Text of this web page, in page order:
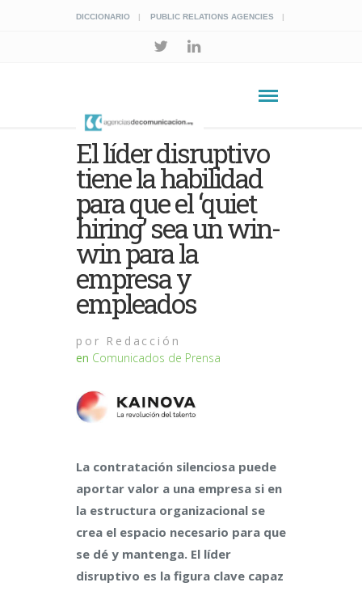
DICCIONARIO PUBLIC RELATIONS AGENCIES
El líder disruptivo
tiene la habilidad
para que el ‘quiet
hiring’ sea un win-
win para la
empresa y
empleados
por Redacción
en Comunicados de Prensa
La contratación silenciosa puede
aportar valor a una empresa si en
la estructura organizacional se
crea el espacio necesario para que
se dé y mantenga. El líder
disruptivo es la figura clave capaz